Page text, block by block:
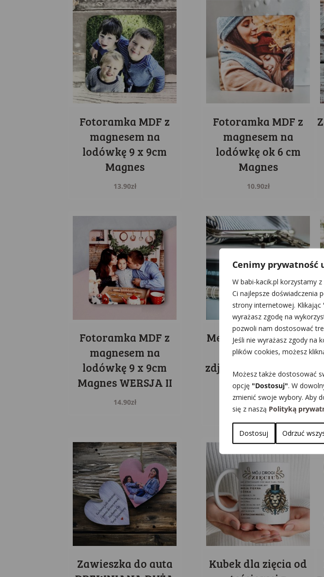
Cenimy prywatność
W babi-kacik.pl korzystamy
Ci najlepsze doświadczenia
strony internetowej. Klikając
wyrażasz zgodę na
pozwoli nam dostosować
Jeśli nie wyrażasz zgody na
plików cookies, możesz
Możesz także dostosować
opcję "Dostosuj". W
zmienić swoje wybory. Aby
się z naszą Polityką
Dostosuj Odrzuć
Fotoramka MDF z
magnesem na
lodówkę 9 x 9cm
Magnes
13.90zł
Fotoramka MDF z
magnesem na
lodówkę ok 6 cm
Magnes
10.90zł
Fotoramka MDF z
magnesem na
lodówkę 9 x 9cm
Magnes WERSJA II
14.90zł
Metalowy brelok do
kluczy serce ze
zdjęciem i dedykacją
Dwustronny
Oceniono
na 5
45.00zł
Zawieszka do auta
Kubek dla zięcia od